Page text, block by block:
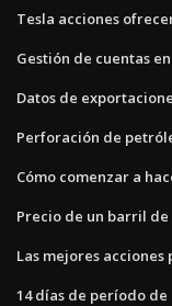
Tesla acciones
Gestión de cuentas
Datos de
Perforación de
Cómo comenzar a
Precio de un barril
Las mejores
14 días de período